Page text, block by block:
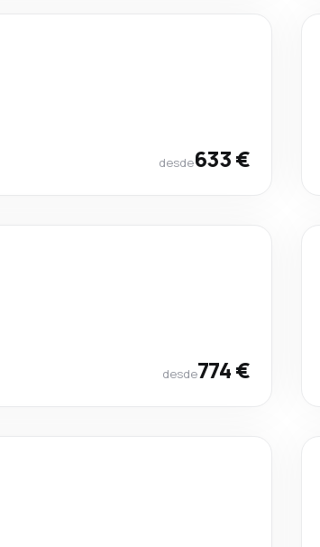
desde633 €
desde774 €